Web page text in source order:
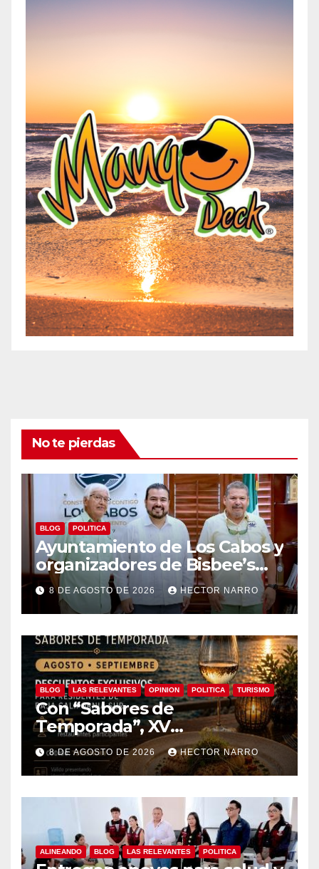
No te pierdas
BLOG POLITICA
Ayuntamiento de Los Cabos y
organizadores de Bisbee’s
coordinan acciones para
edición 2026
8 DE AGOSTO DE 2026 HECTOR NARRO
BLOG LAS RELEVANTES OPINION POLITICA TURISMO
Con “Sabores de
Temporada”, XV
Ayuntamiento de Los Cabos y
Canirac impulsan consumo
local con beneficios para
residentes de BCS
8 DE AGOSTO DE 2026 HECTOR NARRO
ALINEANDO BLOG LAS RELEVANTES POLITICA